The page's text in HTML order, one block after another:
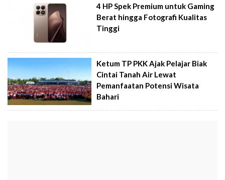
4 HP Spek Premium untuk Gaming
Berat hingga Fotografi Kualitas
Tinggi
Ketum TP PKK Ajak Pelajar Biak
Cintai Tanah Air Lewat
Pemanfaatan Potensi Wisata
Bahari